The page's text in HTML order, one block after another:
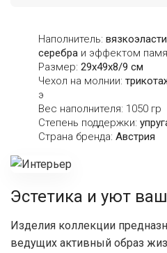
Наполнитель:
серебра и эффектом
Размер: 29х49х8/9 см
Чехол на молнии:
э
Вес наполнителя: 1050 гр
Степень поддержки:
Страна бренда: Австрия
Эстетика и уют
Изделия коллекции
ведущих активный образ